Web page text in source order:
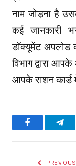
नाम जोड़ना है
कई जानकारी
डॉक्यूमेंट अपलोड
विभाग द्वारा
आपके राशन कार्ड
Facebook